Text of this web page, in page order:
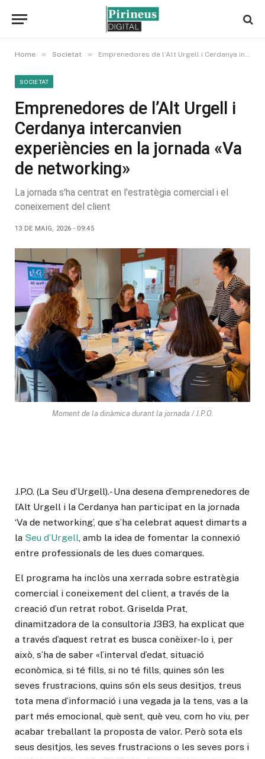
Home » Societat » Emprenedores de l’Alt Urgell i Cerdanya intercanvien experiències en la jornada «Va de networking»
SOCIETAT
Emprenedores de l’Alt Urgell i
Cerdanya intercanvien
experiències en la jornada «Va
de networking»
La jornada s'ha centrat en l'estratègia comercial i el
coneixement del client
13 DE MAIG, 2026 - 09:45
Moment de la dinàmica durant la jornada / J.P.O.
J.P.O. (La Seu d’Urgell).- Una desena d’emprenedores de
l’Alt Urgell i la Cerdanya han participat en la jornada
‘Va de networking’, que s’ha celebrat aquest dimarts a
la Seu d’Urgell, amb la idea de fomentar la connexió
entre professionals de les dues comarques.
El programa ha inclòs una xerrada sobre estratègia
comercial i coneixement del client, a través de la
creació d’un retrat robot. Griselda Prat,
dinamitzadora de la consultoria J3B3, ha explicat que
a través d’aquest retrat es busca conèixer-lo i, per
això, s’ha de saber «l’interval d’edat, situació
econòmica, si té fills, si no té fills, quines són les
seves frustracions, quins són els seus desitjos, treus
tota mena d’informació i una vegada ja la tens, vas a la
part més emocional, què sent, què veu, com ho viu, per
acabar treballant la proposta de valor. Però sota els
seus desitjos, les seves frustracions o les seves pors i